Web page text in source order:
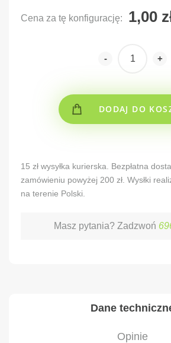
Cena za tę konfigurację:
- +
DODAJ DO
15 zł wysyłka kurierska. Bezpłatna
zamówieniu powyżej 200 zł. Wysłki
na terenie Polski.
Masz pytania? Zadzwoń
Dane
Opinie